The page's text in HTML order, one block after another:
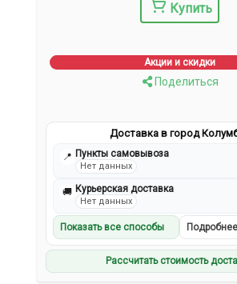
Купить
Акции и скидки
Поделиться
Доставка в город
📍 Пункты самовывоза
Нет данных
🚚 Курьерская доставка
Нет данных
Показать все способы
Рассчитать стоимость